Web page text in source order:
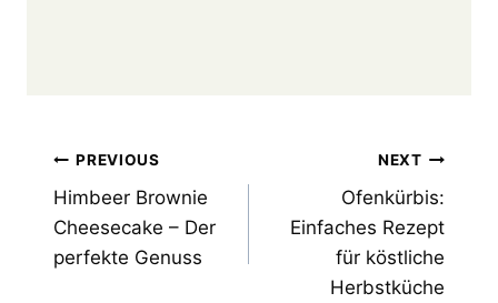
Post
navigation
PREVIOUS
Himbeer Brownie
Cheesecake – Der
perfekte Genuss
NEXT
Ofenkürbis:
Einfaches Rezept
für köstliche
Herbstküche